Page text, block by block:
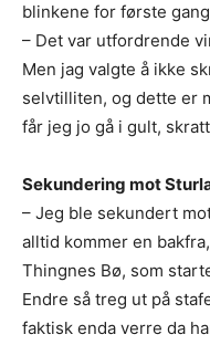
blinkene for første
– Det var utfordrende
Men jag valgte å ikke
selvtilliten, og dette er
får jeg jo gå i gult,
Sekundering mot
– Jeg ble sekundert
alltid kommer en
Thingnes Bø, som
Endre så treg ut på
faktisk enda verre da